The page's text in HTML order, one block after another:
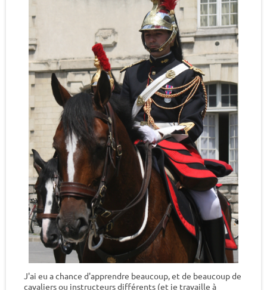
J'ai eu a chance d'apprendre beaucoup, et de beaucoup de
cavaliers ou instructeurs différents (et je travaille à